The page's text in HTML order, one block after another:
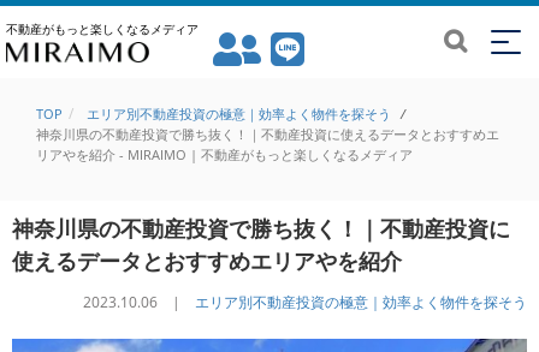
不動産がもっと楽しくなるメディア
TOP エリア別不動産投資の極意｜効率よく物件を探そう
/
神奈川県の不動産投資で勝ち抜く！｜不動産投資に使えるデータとおすすめエ
リアやを紹介 - MIRAIMO | 不動産がもっと楽しくなるメディア
神奈川県の不動産投資で勝ち抜く！｜不動産投資に
使えるデータとおすすめエリアやを紹介
2023.10.06 | エリア別不動産投資の極意｜効率よく物件を探そう